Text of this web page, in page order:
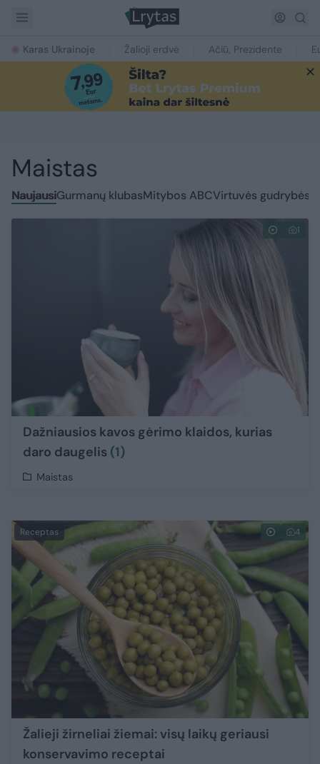
Karas Ukrainoje Žalioji erdvė Ačiū, Prezidente
Maistas
NaujausiGurmanų klubasMitybos ABCVirtuvės gudrybės
1
Dažniausios kavos gėrimo klaidos, kurias
daro daugelis (1)
Maistas
Receptas 4
Žalieji žirneliai žiemai: visų laikų geriausi
konservavimo receptai